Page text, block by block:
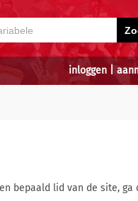
inloggen
bepaald lid van de site, ga